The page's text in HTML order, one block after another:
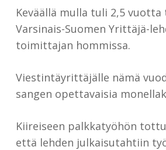
Keväällä mulla tuli 2,5 vuotta
Varsinais-Suomen Yrittäjä-
toimittajan hommissa.
Viestintäyrittäjälle nämä
sangen opettavaisia
Kiireiseen palkkatyöhön
että lehden julkaisutahtiin